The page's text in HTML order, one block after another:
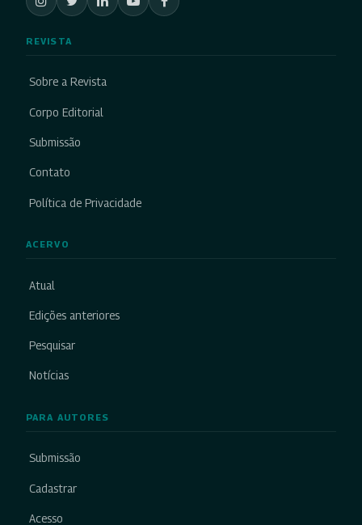
REVISTA
Sobre a Revista
Corpo Editorial
Submissão
Contato
Política de Privacidade
ACERVO
Atual
Edições anteriores
Pesquisar
Notícias
PARA AUTORES
Submissão
Cadastrar
Acesso